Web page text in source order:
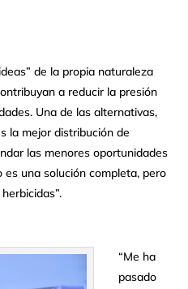
de la propia naturaleza
a reducir la presión
Una de las alternativas,
la mejor distribución de
las menores oportunidades
una solución completa, pero
“Me ha
pasado